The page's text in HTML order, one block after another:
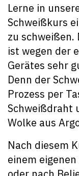
Lerne in
Schweißkurs
zu schweißen.
ist wegen der
Gerätes sehr
Denn der
Prozess per
Schweißdraht
Wolke aus
Nach diesem
einem